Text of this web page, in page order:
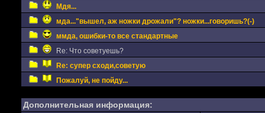
Мдя...
мда..."вышел, аж ножки дрожали"? ножки...говоришь?(-)
ммда, ошибки-то все стандартные
Re: Что советуешь?
Re: супер сходи,советую
Пожалуй, не пойду...
Дополнительная информация: